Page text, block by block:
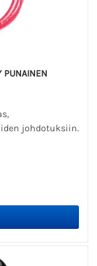
PUNAINEN
johdotuksiin.